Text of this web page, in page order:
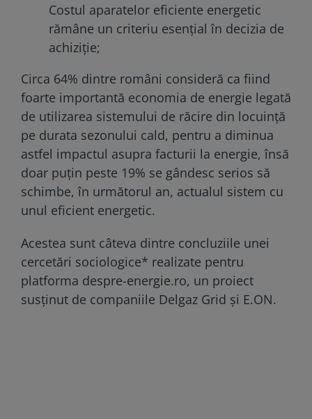
Costul aparatelor eficiente energetic
rămâne un criteriu esențial în decizia de
achiziție;
Circa 64% dintre români consideră ca fiind
foarte importantă economia de energie legată
de utilizarea sistemului de răcire din locuință
pe durata sezonului cald, pentru a diminua
astfel impactul asupra facturii la energie, însă
doar puțin peste 19% se gândesc serios să
schimbe, în următorul an, actualul sistem cu
unul eficient energetic.
Acestea sunt câteva dintre concluziile unei
cercetări sociologice* realizate pentru
platforma despre-energie.ro, un proiect
susținut de companiile Delgaz Grid și E.ON.